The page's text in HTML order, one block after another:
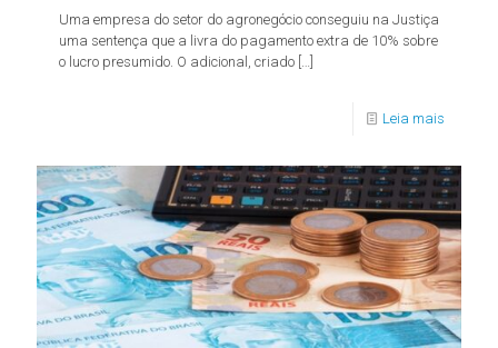
Uma empresa do setor do agronegócio conseguiu na Justiça
uma sentença que a livra do pagamento extra de 10% sobre
o lucro presumido. O adicional, criado […]
Leia mais